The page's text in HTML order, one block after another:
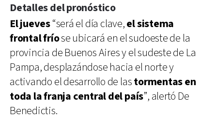
Detalles del pronóstico
El jueves“será el día clave,el sistema
frontal fríose ubicará en el sudoeste de la
provincia de Buenos Aires y el sudeste de La
Pampa, desplazándose hacia el norte y
activando el desarrollo de lastormentas en
toda la franja central del país”, alertó De
Benedictis.